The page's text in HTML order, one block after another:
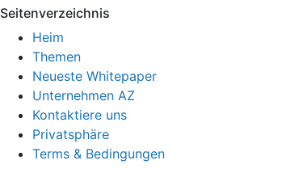
Seitenverzeichnis
Heim
Themen
Neueste Whitepaper
Unternehmen AZ
Kontaktiere uns
Privatsphäre
Terms & Bedingungen